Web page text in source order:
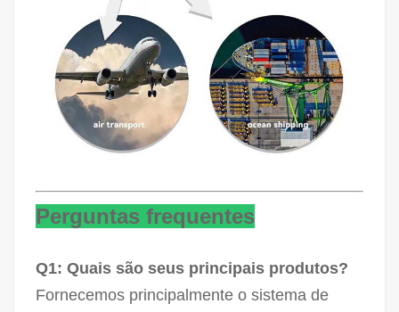
Perguntas frequentes
Q1: Quais são seus principais produtos?
Fornecemos principalmente o sistema de